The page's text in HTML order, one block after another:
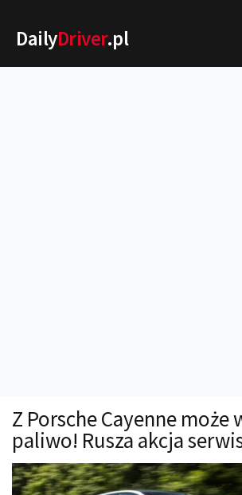
DailyDriver.pl
Technika jazdy
Oświetlenie
Kalkulatory
Z Porsche Cayenne może
paliwo! Rusza akcja